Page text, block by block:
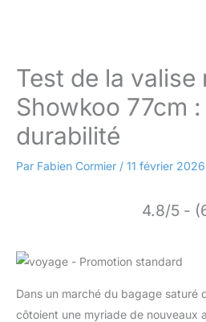
Test de la valise
Showkoo 77cm
durabilité
Par Fabien Cormier / 11 février 2026
4.8/5 -
Dans un marché du bagage saturé
côtoient une myriade de nouveaux